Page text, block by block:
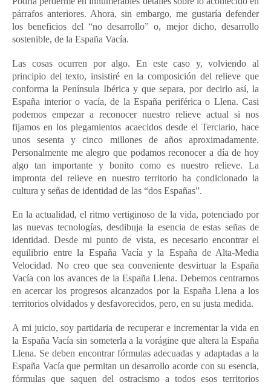
párrafos anteriores. Ahora, sin embargo, me gustaría defender
los beneficios del “no desarrollo” o, mejor dicho, desarrollo
sostenible, de la España Vacía.
Las cosas ocurren por algo. En este caso y, volviendo al
principio del texto, insistiré en la composición del relieve que
conforma la Península Ibérica y que separa, por decirlo así, la
España interior o vacía, de la España periférica o Llena. Casi
podemos empezar a reconocer nuestro relieve actual si nos
fijamos en los plegamientos acaecidos desde el Terciario, hace
unos sesenta y cinco millones de años aproximadamente.
Personalmente me alegro que podamos reconocer a día de hoy
algo tan importante y bonito como es nuestro relieve. La
impronta del relieve en nuestro territorio ha condicionado la
cultura y señas de identidad de las “dos Españas”.
En la actualidad, el ritmo vertiginoso de la vida, potenciado por
las nuevas tecnologías, desdibuja la esencia de estas señas de
identidad. Desde mi punto de vista, es necesario encontrar el
equilibrio entre la España Vacía y la España de Alta-Media
Velocidad. No creo que sea conveniente desvirtuar la España
Vacía con los avances de la España Llena. Debemos centrarnos
en acercar los progresos alcanzados por la España Llena a los
territorios olvidados y desfavorecidos, pero, en su justa medida.
A mi juicio, soy partidaria de recuperar e incrementar la vida en
la España Vacía sin someterla a la vorágine que altera la España
Llena. Se deben encontrar fórmulas adecuadas y adaptadas a la
España Vacía que permitan un desarrollo acorde con su esencia,
fórmulas que saquen del ostracismo a todos esos territorios